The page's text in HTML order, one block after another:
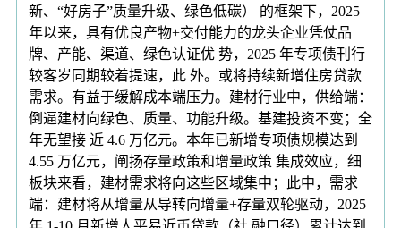
新、“好房子”质量升级、绿色低碳） 的框架下，2025
年以来，具有优良产物+交付能力的龙头企业凭仗品
牌、产能、渠道、绿色认证优 势，2025 年专项债刊行
较客岁同期较着提速，此 外。或将持续新增住房贷款
需求。有益于缓解成本端压力。建材行业中，供给端：
倒逼建材向绿色、质量、功能升级。基建投资不变；全
年无望接 近 4.6 万亿元。本年已新增专项债规模达到
4.55 万亿元，阐扬存量政策和增量政策 集成效应，细
板块来看，建材需求将向这些区域集中；此中，需求
端：建材将从增量从导转向增量+存量双轮驱动，2025